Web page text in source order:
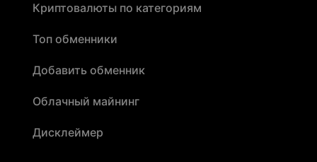
Криптовалюты по категориям
Топ обменники
Добавить обменник
Облачный майнинг
Дисклеймер